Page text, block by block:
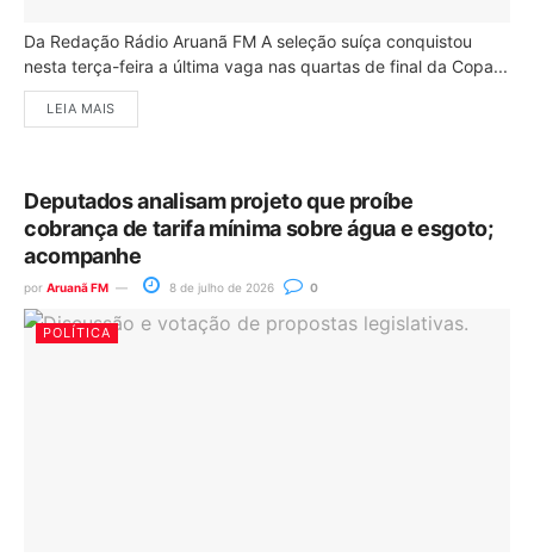
Da Redação Rádio Aruanã FM A seleção suíça conquistou
nesta terça-feira a última vaga nas quartas de final da Copa...
LEIA MAIS
Deputados analisam projeto que proíbe
cobrança de tarifa mínima sobre água e esgoto;
acompanhe
por Aruanã FM 8 de julho de 2026 0
POLÍTICA